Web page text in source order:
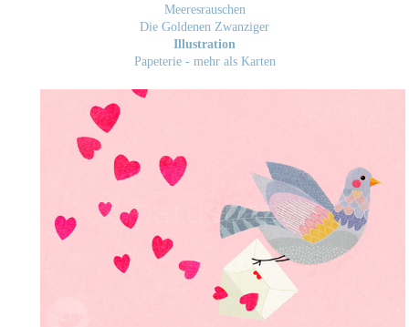
Meeresrauschen
Die Goldenen Zwanziger
Illustration
Papeterie - mehr als Karten